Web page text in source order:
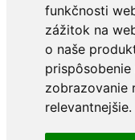
funkčnosti
zážitok na
o naše
zobrazovanie
relevantnejšie.